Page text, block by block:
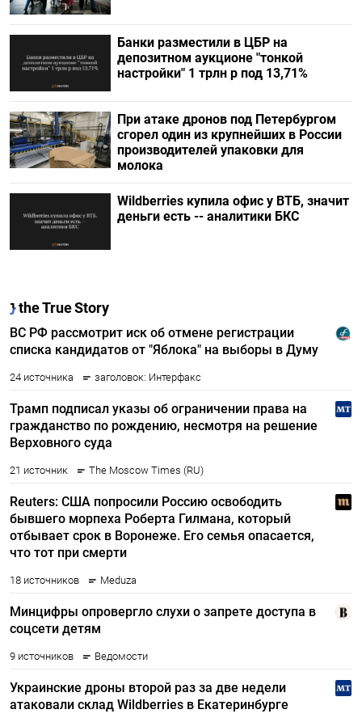
Банки разместили в ЦБР на
депозитном аукционе "тонкой
настройки" 1 трлн р под 13,71%
При атаке дронов под Петербургом
сгорел один из крупнейших в России
производителей упаковки для
молока
Wildberries купила офис у ВТБ, значит
деньги есть -- аналитики БКС